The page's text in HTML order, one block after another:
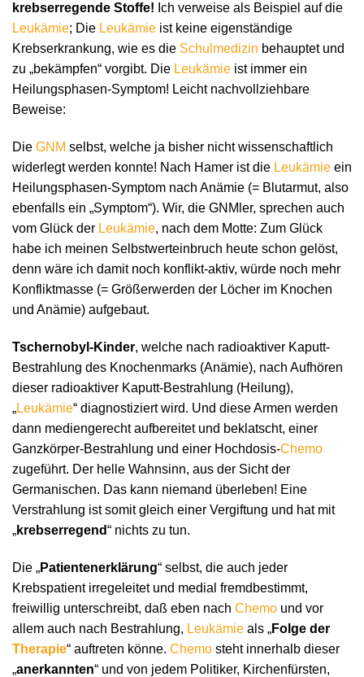
krebserregende Stoffe! Ich verweise als Beispiel auf die
Leukämie; Die Leukämie ist keine eigenständige
Krebserkrankung, wie es die Schulmedizin behauptet und
zu „bekämpfen“ vorgibt. Die Leukämie ist immer ein
Heilungsphasen-Symptom! Leicht nachvollziehbare
Beweise:
Die GNM selbst, welche ja bisher nicht wissenschaftlich
widerlegt werden konnte! Nach Hamer ist die Leukämie ein
Heilungsphasen-Symptom nach Anämie (= Blutarmut, also
ebenfalls ein „Symptom“). Wir, die GNMler, sprechen auch
vom Glück der Leukämie, nach dem Motte: Zum Glück
habe ich meinen Selbstwerteinbruch heute schon gelöst,
denn wäre ich damit noch konflikt-aktiv, würde noch mehr
Konfliktmasse (= Größerwerden der Löcher im Knochen
und Anämie) aufgebaut.
Tschernobyl-Kinder, welche nach radioaktiver Kaputt-
Bestrahlung des Knochenmarks (Anämie), nach Aufhören
dieser radioaktiver Kaputt-Bestrahlung (Heilung),
„Leukämie“ diagnostiziert wird. Und diese Armen werden
dann mediengerecht aufbereitet und beklatscht, einer
Ganzkörper-Bestrahlung und einer Hochdosis-Chemo
zugeführt. Der helle Wahnsinn, aus der Sicht der
Germanischen. Das kann niemand überleben! Eine
Verstrahlung ist somit gleich einer Vergiftung und hat mit
„krebserregend“ nichts zu tun.
Die „Patientenerklärung“ selbst, die auch jeder
Krebspatient irregeleitet und medial fremdbestimmt,
freiwillig unterschreibt, daß eben nach Chemo und vor
allem auch nach Bestrahlung, Leukämie als „Folge der
Therapie“ auftreten könne. Chemo steht innerhalb dieser
„anerkannten“ und von jedem Politiker, Kirchenfürsten,